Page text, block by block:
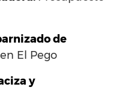
de
El Pego
y